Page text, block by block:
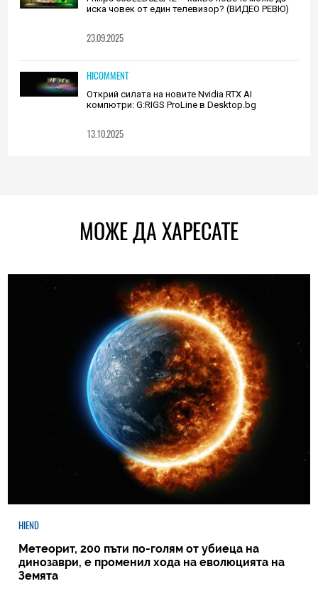
иска човек от един телевизор? (ВИДЕО РЕВЮ)
23.09.2025
HICOMMENT
Открий силата на новите Nvidia RTX AI
компютри: G:RIGS ProLine в Desktop.bg
13.10.2025
МОЖЕ ДА ХАРЕСАТЕ
HIEND
Метеорит, 200 пъти по-голям от убиеца на
динозаври, е променил хода на еволюцията на
Земята